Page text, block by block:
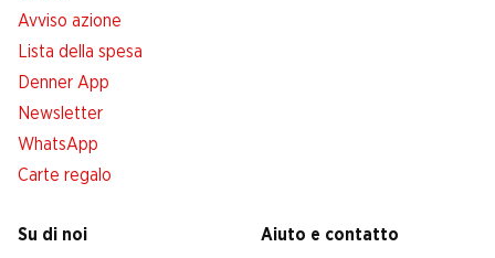
Avviso azione
Lista della spesa
Denner App
Newsletter
WhatsApp
Carte regalo
Su di noi
Aiuto e contatto